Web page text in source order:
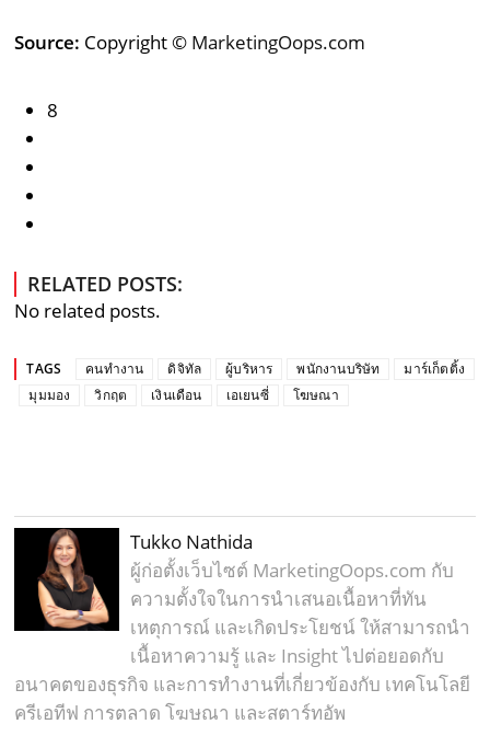
Source: Copyright © MarketingOops.com
8
RELATED POSTS:
No related posts.
TAGS คนทำงาน ดิจิทัล ผู้บริหาร พนักงานบริษัท
มาร์เก็ตติ้ง
มุมมอง
วิกฤต เงินเดือน เอเยนซี่ ​โฆษณา
Tukko Nathida
ผู้ก่อตั้งเว็บไซต์ MarketingOops.com กับ
ความตั้งใจในการนำเสนอเนื้อหาที่ทัน
เหตุการณ์ และเกิดประโยชน์ ให้สามารถนำ
เนื้อหาความรู้ และ Insight ไปต่อยอดกับ
อนาคตของธุรกิจ และการทำงานที่เกี่ยวข้องกับ เทคโนโลยี
ครีเอทีฟ การตลาด โฆษณา และสตาร์ทอัพ